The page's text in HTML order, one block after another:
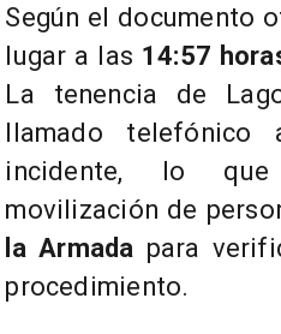
​Según el documento
lugar a las 14:57
La tenencia de
llamado telefónico
incidente, lo que
movilización de
la Armada para
procedimiento.